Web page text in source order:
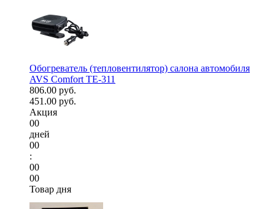
Обогреватель (тепловентилятор) салона автомобиля
AVS Comfort TE-311
806.00 руб.
451.00 руб.
Акция
00
дней
00
:
00
00
Товар дня